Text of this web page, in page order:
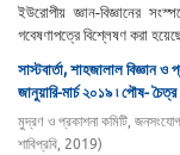
ইউরোপীয় জ্ঞান-বিজ্ঞানের
গবেষণাপত্রে বিশ্লেষণ করা হয়েছে
সাস্টবার্তা, শাহজালাল বিজ্ঞান
জানুয়ারি-মার্চ ২০১৯ ৷ পৌষ-
মুদ্রণ ও প্রকাশনা কমিটি, জনসংযোগ
শাবিপ্রবি, 2019)